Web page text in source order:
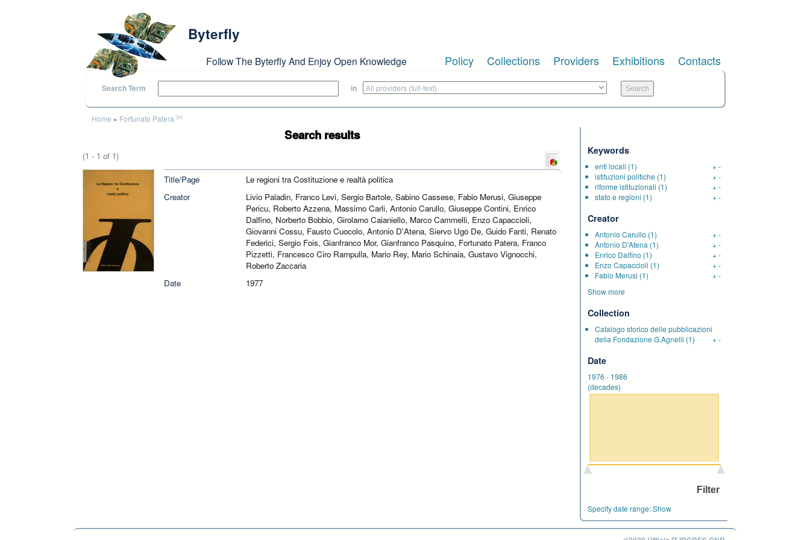
Byterfly
Follow The Byterfly And Enjoy Open Knowledge Policy Collections Providers Exhibitions Contacts
Search Term in
You are here
Home » Fortunato Patera (x)
Search results
(1 - 1 of 1)
Title/Page
Le regioni tra Costituzione e realtà politica
Creator
Livio Paladin, Franco Levi, Sergio Bartole, Sabino Cassese, Fabio Merusi, Giuseppe
Pericu, Roberto Azzena, Massimo Carli, Antonio Carullo, Giuseppe Contini, Enrico
Dalfino, Norberto Bobbio, Girolamo Caianiello, Marco Cammelli, Enzo Capaccioli,
Giovanni Cossu, Fausto Cuocolo, Antonio D'Atena, Siervo Ugo De, Guido Fanti, Renato
Federici, Sergio Fois, Gianfranco Mor, Gianfranco Pasquino, Fortunato Patera, Franco
Pizzetti, Francesco Ciro Rampulla, Mario Rey, Mario Schinaia, Gustavo Vignocchi,
Roberto Zaccaria
Date
1977
Keywords
enti locali (1) +-
istituzioni politiche (1) +-
riforme istituzionali (1) +-
stato e regioni (1) +-
Creator
Antonio Carullo (1) +-
Antonio D'Atena (1) +-
Enrico Dalfino (1) +-
Enzo Capaccioli (1) +-
Fabio Merusi (1) +-
Show more
Collection
Catalogo storico delle pubblicazioni
della Fondazione G.Agnelli (1) +-
Date
1976 - 1986
(decades)
Specify date range:Show